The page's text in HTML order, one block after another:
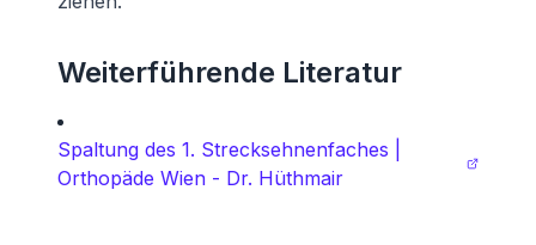
Weiterführende Literatur
Spaltung des 1. Strecksehnenfaches |
Orthopäde Wien - Dr. Hüthmair